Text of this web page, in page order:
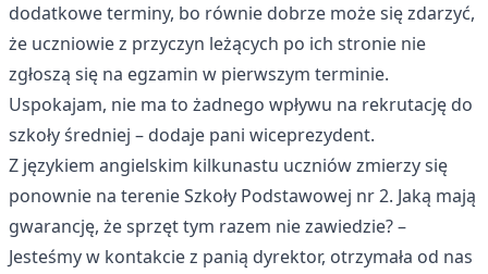
dodatkowe terminy, bo równie dobrze może się zdarzyć,
że uczniowie z przyczyn leżących po ich stronie nie
zgłoszą się na egzamin w pierwszym terminie.
Uspokajam, nie ma to żadnego wpływu na rekrutację do
szkoły średniej – dodaje pani wiceprezydent.
Z językiem angielskim kilkunastu uczniów zmierzy się
ponownie na terenie Szkoły Podstawowej nr 2. Jaką mają
gwarancję, że sprzęt tym razem nie zawiedzie? –
Jesteśmy w kontakcie z panią dyrektor, otrzymała od nas